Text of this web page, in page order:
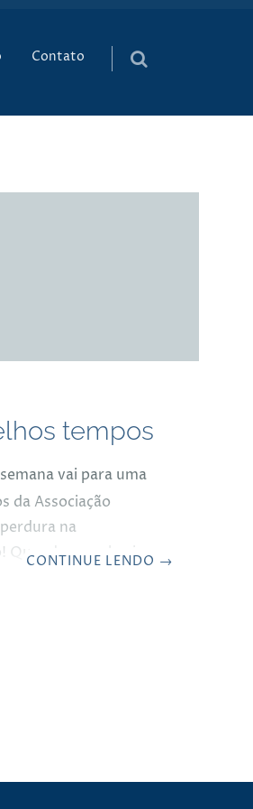
Contato
tempos
vai para uma
da Associação
na
Quando o conheci,
CONTINUE LENDO →